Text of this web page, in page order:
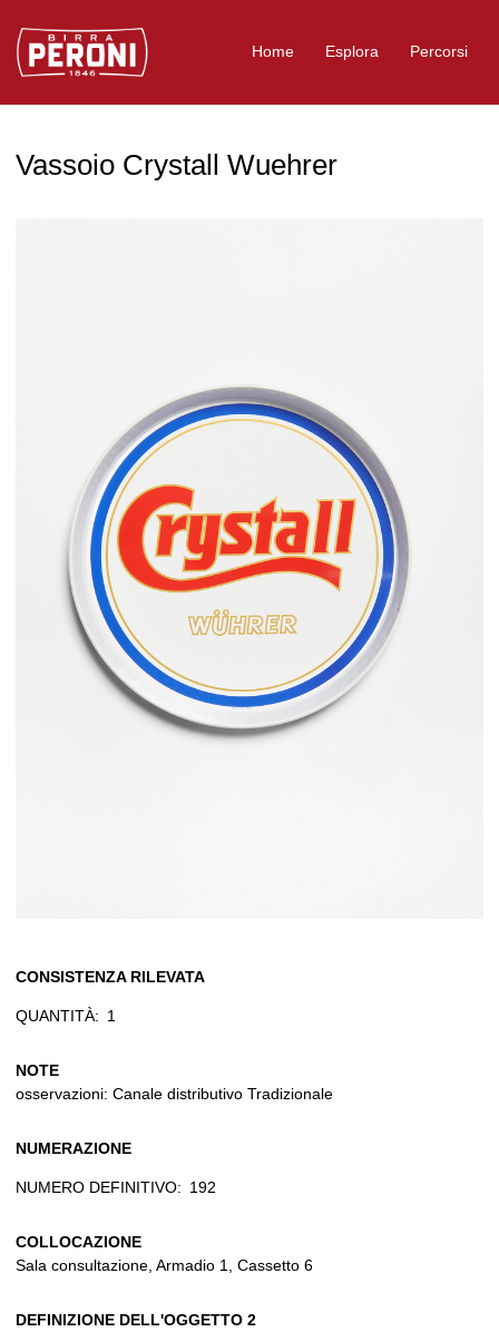
Logo Birra Peroni
Home Esplora Percorsi
Vassoio Crystall Wuehrer
CONSISTENZA RILEVATA
QUANTITÀ: 1
NOTE
osservazioni: Canale distributivo Tradizionale
NUMERAZIONE
NUMERO DEFINITIVO: 192
COLLOCAZIONE
Sala consultazione, Armadio 1, Cassetto 6
DEFINIZIONE DELL'OGGETTO 2